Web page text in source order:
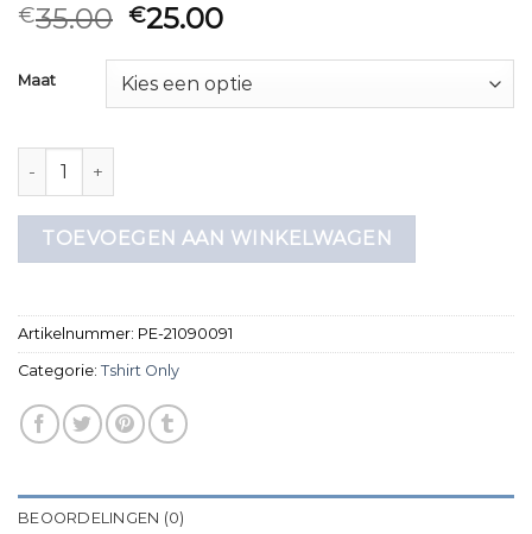
€35.00 €25.00
Maat
tshirt only aantal
TOEVOEGEN AAN WINKELWAGEN
Artikelnummer: PE-21090091
Categorie: Tshirt Only
BEOORDELINGEN (0)